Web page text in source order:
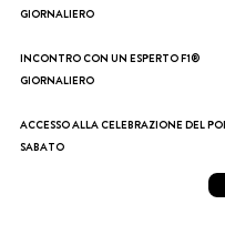
GIORNALIERO
INCONTRO CON UN ESPERTO F1®
GIORNALIERO
ACCESSO ALLA CELEBRAZIONE DEL
SABATO